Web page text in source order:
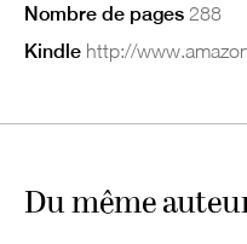
Nombre de pages 288
Kindle http://
Du même